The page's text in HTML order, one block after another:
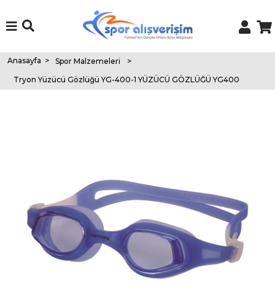
Anasayfa > Spor Malzemeleri
>
Tryon Yüzücü Gözlüğü YG-400-1 YÜZÜCÜ GÖZLÜĞÜ YG400